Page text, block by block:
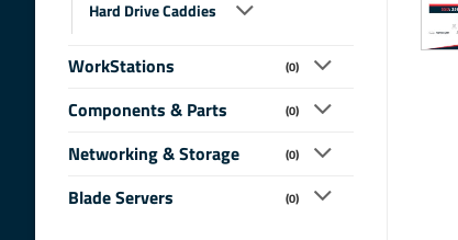
Hard Drive Caddies
WorkStations (0)
Components & Parts (0)
Networking & Storage (0)
Blade Servers (0)